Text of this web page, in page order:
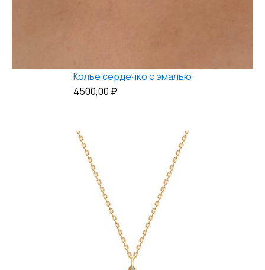
Колье сердечко с эмалью
4500,00 ₽